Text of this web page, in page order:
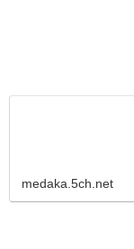
medaka.5ch.net